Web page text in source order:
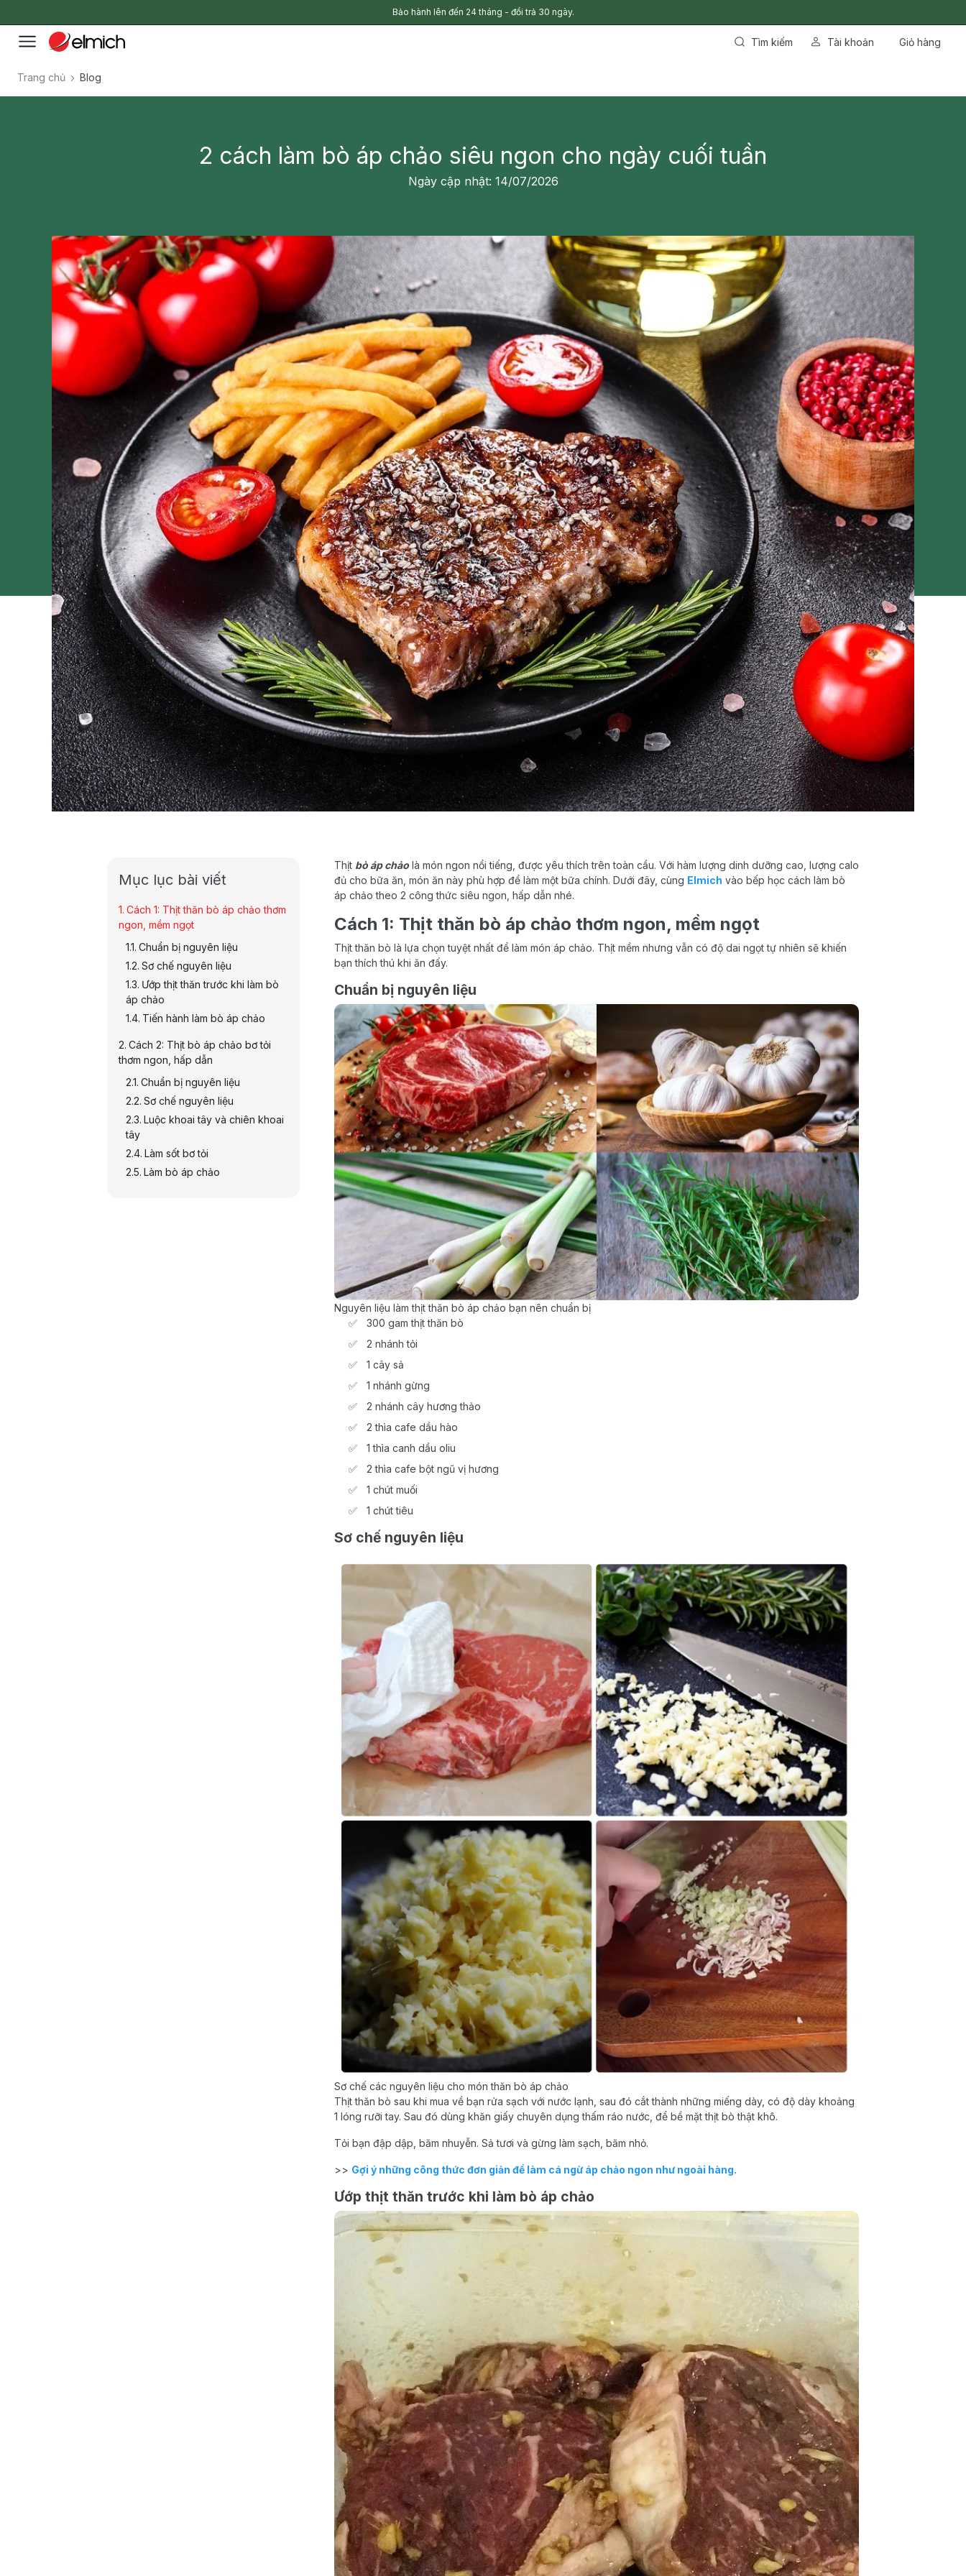
Bảo hành lên đến 24 tháng - đổi trả 30 ngày.
Tìm kiếm Tài khoản Giỏ hàng
Trang chủ Blog
2 cách làm bò áp chảo siêu ngon cho ngày cuối tuần
Ngày cập nhật: 14/07/2026
Thịt bò áp chảo là món ngon nổi tiếng, được yêu thích trên toàn cầu. Với hàm lượng dinh dưỡng cao, lượng calo
đủ cho bữa ăn, món ăn này phù hợp để làm một bữa chính. Dưới đây, cùng Elmich vào bếp học cách làm bò
áp chảo theo 2 công thức siêu ngon, hấp dẫn nhé.
Cách 1: Thịt thăn bò áp chảo thơm ngon, mềm ngọt
Thịt thăn bò là lựa chọn tuyệt nhất để làm món áp chảo. Thịt mềm nhưng vẫn có độ dai ngọt tự nhiên sẽ khiến
bạn thích thú khi ăn đấy.
Chuẩn bị nguyên liệu
Nguyên liệu làm thịt thăn bò áp chảo bạn nên chuẩn bị
300 gam thịt thăn bò
2 nhánh tỏi
1 cây sả
1 nhánh gừng
2 nhánh cây hương thảo
2 thìa cafe dầu hào
1 thìa canh dầu oliu
2 thìa cafe bột ngũ vị hương
1 chút muối
1 chút tiêu
Sơ chế nguyên liệu
Sơ chế các nguyên liệu cho món thăn bò áp chảo
Thịt thăn bò sau khi mua về bạn rửa sạch với nước lạnh, sau đó cắt thành những miếng dày, có độ dày khoảng
1 lóng rưỡi tay. Sau đó dùng khăn giấy chuyên dụng thấm ráo nước, để bề mặt thịt bò thật khô.
Tỏi bạn đập dập, băm nhuyễn. Sả tươi và gừng làm sạch, băm nhỏ.
>> Gợi ý những công thức đơn giản để làm cá ngừ áp chảo ngon như ngoài hàng.
Ướp thịt thăn trước khi làm bò áp chảo
Mục lục bài viết
Cách 1: Thịt thăn bò áp chảo thơm
ngon, mềm ngọt
Chuẩn bị nguyên liệu
Sơ chế nguyên liệu
Ướp thịt thăn trước khi làm bò
áp chảo
Tiến hành làm bò áp chảo
Cách 2: Thịt bò áp chảo bơ tỏi
thơm ngon, hấp dẫn
Chuẩn bị nguyên liệu
Sơ chế nguyên liệu
Luộc khoai tây và chiên khoai
tây
Làm sốt bơ tỏi
Làm bò áp chảo